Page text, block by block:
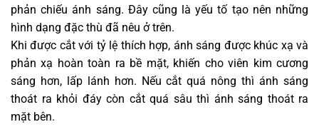
phản chiếu ánh sáng. Đây cũng là yếu tố tạo nên những
hình dạng đặc thù đã nêu ở trên.
Khi được cắt với tỷ lệ thích hợp, ánh sáng được khúc xạ và
phản xạ hoàn toàn ra bề mặt, khiến cho viên kim cương
sáng hơn, lấp lánh hơn. Nếu cắt quá nông thì ánh sáng
thoát ra khỏi đáy còn cắt quá sâu thì ánh sáng thoát ra
mặt bên.